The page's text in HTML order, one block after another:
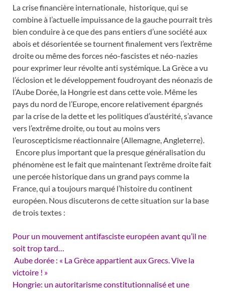
La crise financière internationale, historique, qui se
combine à l’actuelle impuissance de la gauche pourrait très
bien conduire à ce que des pans entiers d’une société aux
abois et désorientée se tournent finalement vers l’extrême
droite ou même des forces néo-fascistes et néo-nazies
pour exprimer leur révolte anti systémique. La Grèce a vu
l’éclosion et le développement foudroyant des néonazis de
l’Aube Dorée, la Hongrie est dans cette voie. Même les
pays du nord de l’Europe, encore relativement épargnés
par la crise de la dette et les politiques d’austérité, s’avance
vers l’extrême droite, ou tout au moins vers
l’euroscepticisme réactionnaire (Allemagne, Angleterre).
Encore plus important que la presque généralisation du
phénomène est le fait que maintenant l’extrême droite fait
une percée historique dans un grand pays comme la
France, qui a toujours marqué l’histoire du continent
européen. Nous discuterons de cette situation sur la base
de trois textes :
Pour un mouvement antifasciste européen avant qu’il ne
soit trop tard…
Aube dorée : « La Grèce appartient aux Grecs. Vive la
victoire ! »
Hongrie: un autoritarisme constitutionnalisé et une